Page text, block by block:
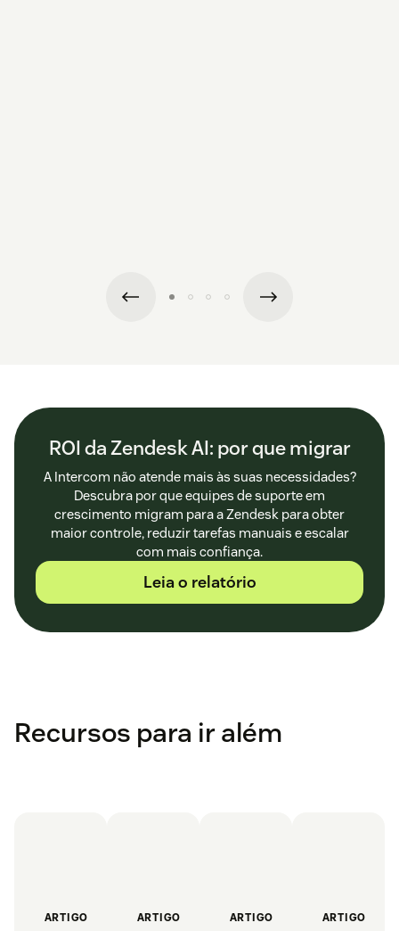
ROI da Zendesk AI: por que migrar
A Intercom não atende mais às suas necessidades?
Descubra por que equipes de suporte em
crescimento migram para a Zendesk para obter
maior controle, reduzir tarefas manuais e escalar
com mais confiança.
Leia o relatório
Recursos para ir além
ARTIGO ARTIGO ARTIGO ARTIGO